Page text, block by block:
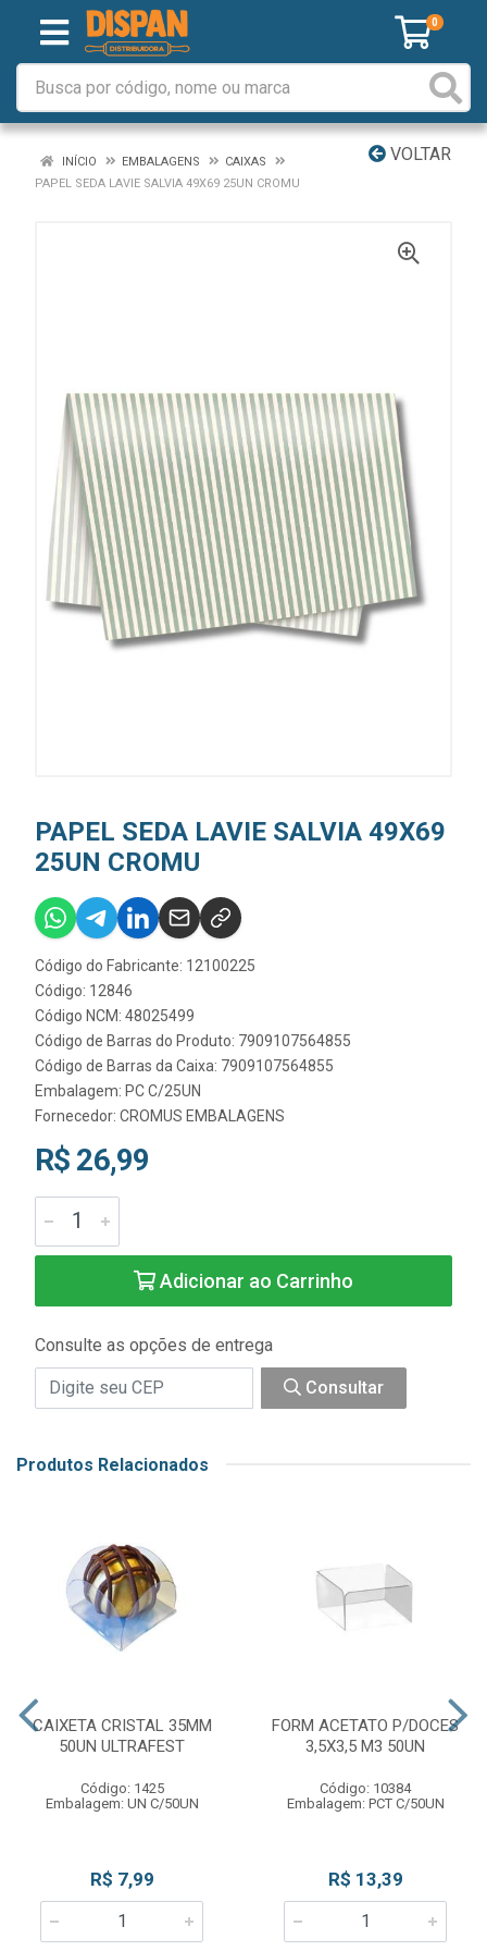
0
VOLTAR
INÍCIO EMBALAGENS
CAIXAS
PAPEL SEDA LAVIE SALVIA 49X69 25UN CROMU
PAPEL SEDA LAVIE SALVIA 49X69
25UN CROMU
Código do Fabricante: 12100225
Código: 12846
Código NCM: 48025499
Código de Barras do Produto: 7909107564855
Código de Barras da Caixa: 7909107564855
Embalagem: PC C/25UN
Fornecedor: CROMUS EMBALAGENS
R$ 26,99
Adicionar ao Carrinho
Consulte as opções de entrega
Consultar
Produtos Relacionados
CAIXETA CRISTAL 35MM
50UN ULTRAFEST
Código: 1425
Embalagem: UN C/50UN
R$ 7,99
FORM ACETATO P/DOCES
3,5X3,5 M3 50UN
Código: 10384
Embalagem: PCT C/50UN
R$ 13,39